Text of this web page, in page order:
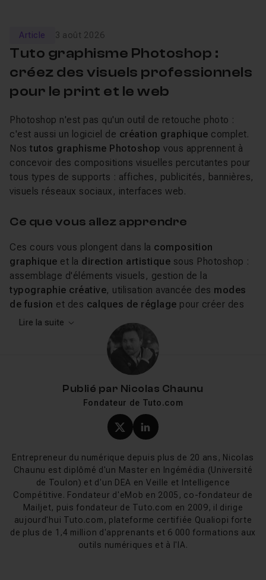
Article 3 août 2026
Tuto graphisme Photoshop :
créez des visuels professionnels
pour le print et le web
Photoshop n'est pas qu'un outil de retouche photo :
c'est aussi un logiciel de création graphique complet.
Nos tutos graphisme Photoshop vous apprennent à
concevoir des compositions visuelles percutantes pour
tous types de supports : affiches, publicités, bannières,
visuels réseaux sociaux, interfaces web.
Ce que vous allez apprendre
Ces cours vous plongent dans la composition
graphique et la direction artistique sous Photoshop :
assemblage d'éléments visuels, gestion de la
typographie créative, utilisation avancée des modes
de fusion et des calques de réglage pour créer des
ambiances, travail sur les
préparation de fichiers pour l'impression
résolution, fonds perdus, traits de coupe) et pour le
(optimisation du poids, formats adaptatifs). Vous
apprendrez à construire des maquettes publicitaires,
des visuels produit, des compositions conceptuelles et
des montages photo artistiques. Les workshops de
Grégory Villien et Thierry Serveau vous montrent des
processus créatifs complets, du concept au rendu final.
Pour la création vectorielle (logos, icônes) en
complément de Photoshop, consultez nos tutos
Illustrator . Pour un parcours multi-logiciels couvrant
graphisme print et web, découvrez notre
formation Design Graphique CPF.
Lire la suite
Publié par Nicolas Chaunu
Fondateur de Tuto.com
Profil X (twitter) de
Profil LinkedIn de
Entrepreneur du numérique depuis plus de 20 ans, Nicolas
Chaunu est diplômé d'un Master en Ingémédia (Université
de Toulon) et d'un DEA en Veille et Intelligence
Compétitive. Fondateur d'eMob en 2005, co-fondateur de
Mailjet, puis fondateur de Tuto.com en 2009, il dirige
aujourd'hui Tuto.com, plateforme certifiée Qualiopi forte
de plus de 1,4 million d'apprenants et 6 000 formations aux
outils numériques et à l'IA.